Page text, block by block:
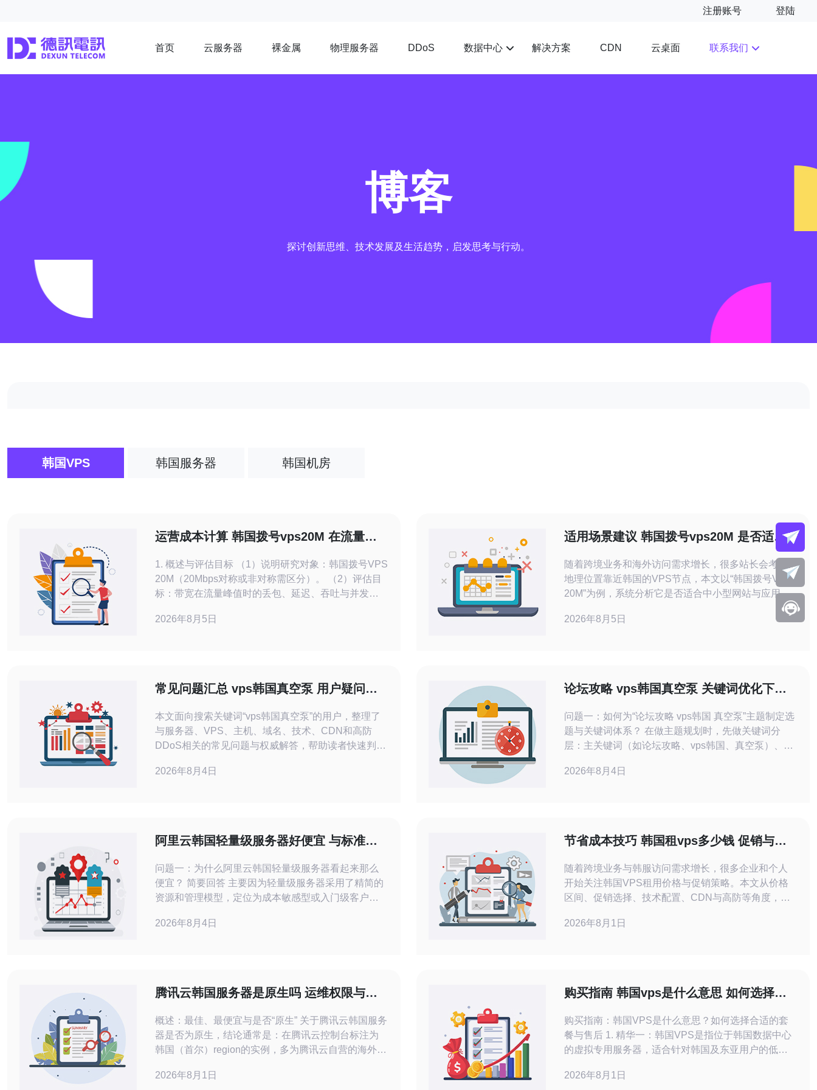
注册账号 登陆
首页 云服务器 裸金属 物理服务器 DDoS 数据中心 解决方案 CDN 云桌面 联系我们
博客
探讨创新思维、技术发展及生活趋势，启发思考与行动。
韩国VPS 韩国服务器 韩国机房
运营成本计算 韩国拨号vps20M 在流量峰
1. 概述与评估目标 （1）说明研究对象：韩国拨号VPS
20M（20Mbps对称或非对称需区分）。 （2）评估目
标：带宽在流量峰值时的丢包、延迟、吞吐与并发能
折旧。 （4）涉及技术：VPS、主机、域名解析、
2026年8月5日
适用场景建议 韩国拨号vps20M 是否适合
随着跨境业务和海外访问需求增长，很多站长会考虑
地理位置靠近韩国的VPS节点，本文以“韩国拨号VPS
20M”为例，系统分析它是否适合中小型网站与应用，
级。 首先说明概念：韩国拨号VPS 20M通常指的是在
2026年8月5日
常见问题汇总 vps韩国真空泵 用户疑问与
本文面向搜索关键词“vps韩国真空泵”的用户，整理了
与服务器、VPS、主机、域名、技术、CDN和高防
DDoS相关的常见问题与权威解答，帮助读者快速判断
常见混淆：搜索词中出现的“真空泵”大多数情况下与IT
2026年8月4日
论坛攻略 vps韩国真空泵 关键词优化下的
问题一：如何为“论坛攻略 vps韩国 真空泵”主题制定选
题与关键词体系？ 在做主题规划时，先做关键词分
层：主关键词（如论坛攻略、vps韩国、真空泵）、长
装教程论坛经验”）与相关词（如“带宽延迟、设备维
2026年8月4日
阿里云韩国轻量级服务器好便宜 与标准云
问题一：为什么阿里云韩国轻量级服务器看起来那么
便宜？ 简要回答 主要因为轻量级服务器采用了精简的
资源和管理模型，定位为成本敏感型或入门级客户，
相比于标准云主机，轻量级服务器通常采用固定规
2026年8月4日
节省成本技巧 韩国租vps多少钱 促销与折
随着跨境业务与韩服访问需求增长，很多企业和个人
开始关注韩国VPS租用价格与促销策略。本文从价格
区间、促销选择、技术配置、CDN与高防等角度，提
多少钱？大致价格区间取决于配置与网络：入门型（1
2026年8月1日
腾讯云韩国服务器是原生吗 运维权限与底
概述：最佳、最便宜与是否“原生” 关于腾讯云韩国服务
器是否为原生，结论通常是：在腾讯云控制台标注为
韩国（首尔）region的实例，多为腾讯云自营的海外地
“最佳”，推荐选择支持裸金属或高性能网络的实例；若
2026年8月1日
购买指南 韩国vps是什么意思 如何选择合
购买指南：韩国VPS是什么意思？如何选择合适的套
餐与售后 1. 精华一：韩国VPS是指位于韩国数据中心
的虚拟专用服务器，适合针对韩国及东亚用户的低延
戏、爬虫、视频转码，CPU、内存、带宽与存储类型
2026年8月1日